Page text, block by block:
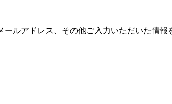
ルアドレス、その他ご入力いただいた情報